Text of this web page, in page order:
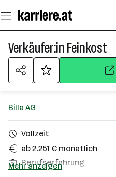
Seiteninhalt
springen
Verkäufer:in Feinkost
Billa AG
Vollzeit
ab 2.251 € monatlich
Berufserfahrung
Mehr anzeigen